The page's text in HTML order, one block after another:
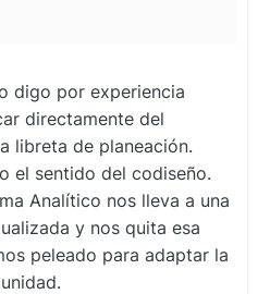
digo por experiencia
directamente del
libreta de planeación.
el sentido del codiseño.
Analítico nos lleva a una
y nos quita esa
peleado para adaptar la